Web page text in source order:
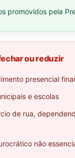
promovidos pela
ou reduzir
presencial
e escolas
de rua,
não